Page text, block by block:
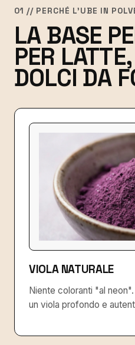
01 // PERCHÉ L'UBE IN
LA BASE
PER
DOLCI DA
VIOLA NATURALE
Niente coloranti "al
un viola profondo e